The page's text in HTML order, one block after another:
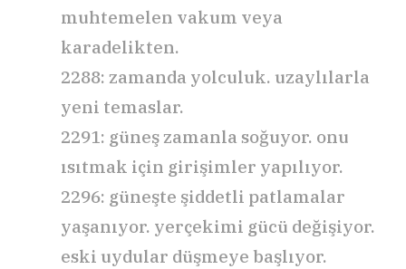
muhtemelen vakum veya
karadelikten.
2288: zamanda yolculuk. uzaylılarla
yeni temaslar.
2291: güneş zamanla soğuyor. onu
ısıtmak için girişimler yapılıyor.
2296: güneşte şiddetli patlamalar
yaşanıyor. yerçekimi gücü değişiyor.
eski uydular düşmeye başlıyor.